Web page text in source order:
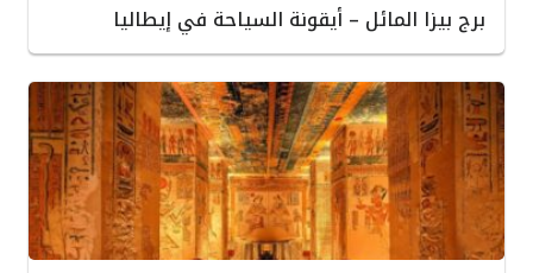
برج بيزا المائل – أيقونة السياحة في إيطاليا